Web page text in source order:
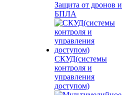
Защита от дронов и
БПЛА
СКУД(системы
контроля и
управления
доступом)